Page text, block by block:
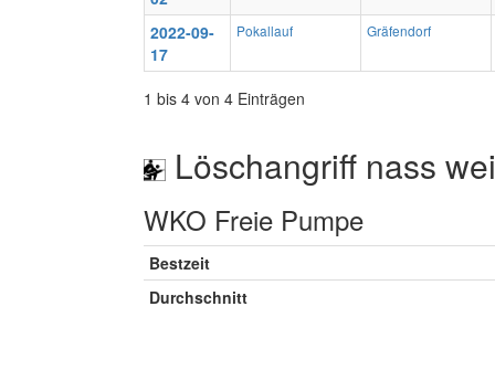
2022-09-
17
Pokallauf Gräfendorf
1 bis 4 von 4 Einträgen
Löschangriff nass
WKO Freie Pumpe
Bestzeit
Durchschnitt